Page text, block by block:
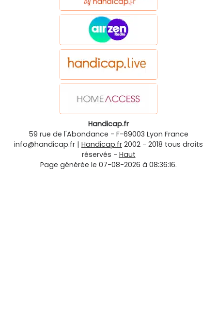
Handicap.fr
59 rue de l'Abondance - F-69003 Lyon France
info@handicap.fr | Handicap.fr 2002 - 2018 tous droits
réservés - Haut
Page générée le 07-08-2026 à 08:36:16.